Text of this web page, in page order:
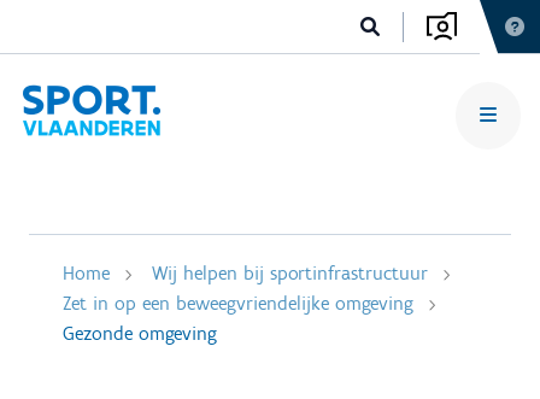
Home
Wij helpen bij sportinfrastructuur
Zet in op een beweegvriendelijke omgeving
Gezonde omgeving